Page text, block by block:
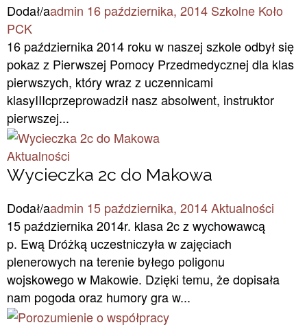
Dodał/aadmin 16 października, 2014 Szkolne Koło
PCK
16 października 2014 roku w naszej szkole odbył się
pokaz z Pierwszej Pomocy Przedmedycznej dla klas
pierwszych, który wraz z uczennicami
klasyIIIcprzeprowadził nasz absolwent, instruktor
pierwszej...
Aktualności
Wycieczka 2c do Makowa
Dodał/aadmin 15 października, 2014Aktualności
15 października 2014r. klasa 2c z wychowawcą
p. Ewą Dróżką uczestniczyła w zajęciach
plenerowych na terenie byłego poligonu
wojskowego w Makowie. Dzięki temu, że dopisała
nam pogoda oraz humory gra w...